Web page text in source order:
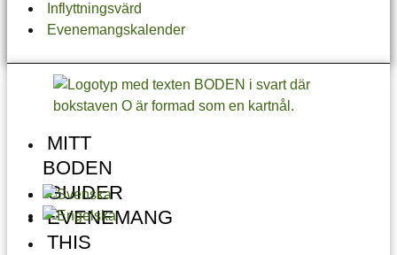
Inflyttningsvärd
Evenemangskalender
MITT
BODEN
GUIDER
EVENEMANG
THIS